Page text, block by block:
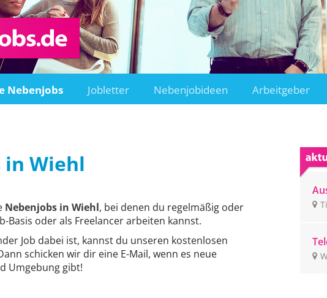
Nebenjobs Jobletter Nebenjobideen Arbeitgeber
Wiehl
Nebenjobs in Wiehl, bei denen du regelmäßig oder
Basis oder als Freelancer arbeiten kannst.
Job dabei ist, kannst du unseren kostenlosen
schicken wir dir eine E-Mail, wenn es neue
Umgebung gibt!